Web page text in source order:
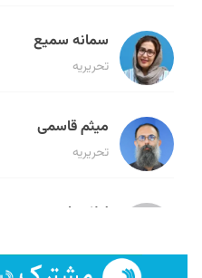
سمانه سمیع
تحریریه
میثم قاسمی
تحریریه
لیلا حنارود